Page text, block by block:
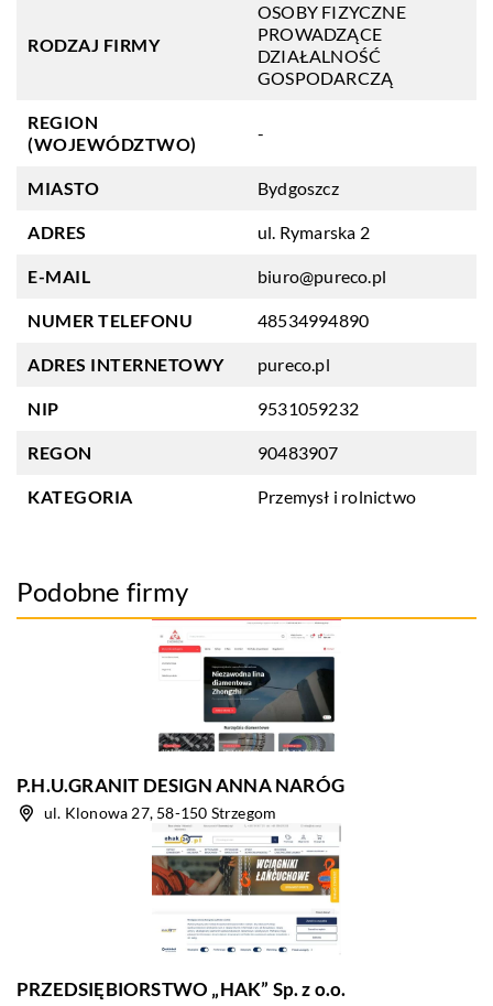
RODZAJ FIRMY
OSOBY FIZYCZNE
PROWADZĄCE
DZIAŁALNOŚĆ
GOSPODARCZĄ
REGION
(WOJEWÓDZTWO)
-
MIASTO Bydgoszcz
ADRES ul. Rymarska 2
E-MAIL biuro@pureco.pl
NUMER TELEFONU 48534994890
ADRES INTERNETOWY pureco.pl
NIP 9531059232
REGON 90483907
KATEGORIA Przemysł i rolnictwo
Podobne firmy
P.H.U.GRANIT DESIGN ANNA NARÓG
ul. Klonowa 27, 58-150 Strzegom
PRZEDSIĘBIORSTWO „HAK” Sp. z o.o.